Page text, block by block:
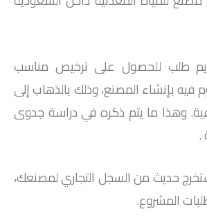
طلب للحصول على ترخيص مناسب
فيه بإنشاء المصنع، وذلك بالذهاب إلى
وهذا ما يتم ذكره في دراسة جدوى
.
حديث من السجل التجاري لمصنعك،
المشروع.